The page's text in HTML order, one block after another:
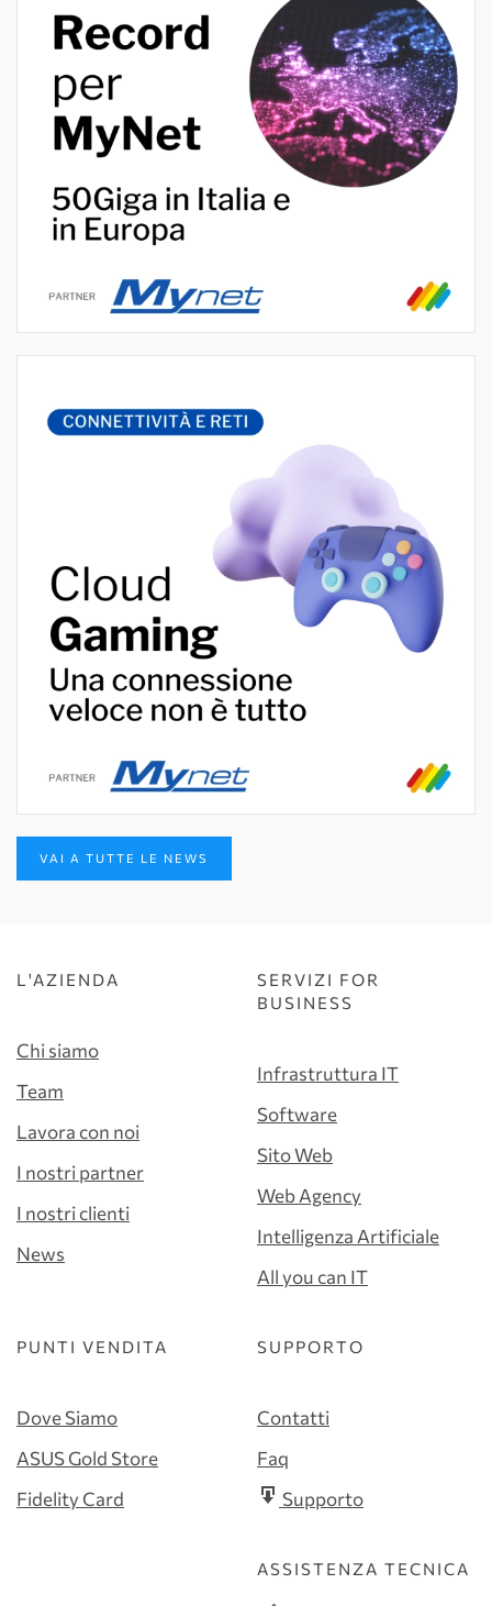
VAI A TUTTE LE NEWS
L'AZIENDA
Chi siamo
Team
Lavora con noi
I nostri partner
I nostri clienti
News
SERVIZI FOR
BUSINESS
Infrastruttura IT
Software
Sito Web
Web Agency
Intelligenza Artificiale
All you can IT
PUNTI VENDITA
Dove Siamo
ASUS Gold Store
Fidelity Card
SUPPORTO
Contatti
Faq
Supporto
ASSISTENZA TECNICA